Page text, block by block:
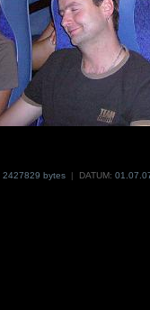
2427829 bytes | DATUM: